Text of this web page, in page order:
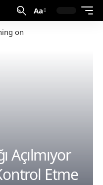
Aa
Açılmıyor
Etme